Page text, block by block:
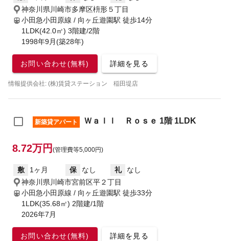
神奈川県川崎市多摩区枡形５丁目
小田急小田原線 / 向ヶ丘遊園駅 徒歩14分
1LDK(42.0㎡) 3階建/2階
1998年9月(築28年)
お問い合わせ(無料) 詳細を見る
情報提供会社: (株)賃貸ステーション 稲田堤店
新築貸アパート Ｗａｌｌ Ｒｏｓｅ 1階 1LDK
8.72万円 (管理費等5,000円)
敷 1ヶ月 保 なし 礼
なし
神奈川県川崎市宮前区平２丁目
小田急小田原線 / 向ヶ丘遊園駅 徒歩33分
1LDK(35.68㎡) 2階建/1階
2026年7月
お問い合わせ(無料) 詳細を見る